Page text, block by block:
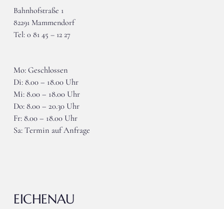
Bahnhofstraße 1
82291 Mammendorf
Tel: 0 81 45 – 12 27
Mo: Geschlossen
Di: 8.00 – 18.00 Uhr
Mi: 8.00 – 18.00 Uhr
Do: 8.00 – 20.30 Uhr
Fr: 8.00 – 18.00 Uhr
Sa: Termin auf Anfrage
EICHENAU